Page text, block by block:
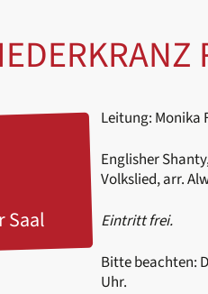
Saal
Leitung: Monika
Englisher
Volkslied, arr.
Eintritt frei.
Bitte beachten:
Uhr.